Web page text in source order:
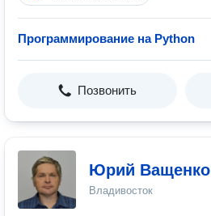
Программирование на Python
Позвонить
Юрий Ващенко
Владивосток